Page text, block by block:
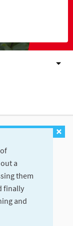
a
them
finally
and